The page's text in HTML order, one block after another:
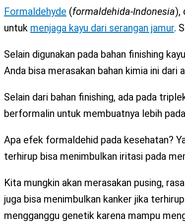
Formaldehyde (formaldehida-Indonesia),
untuk menjaga kayu dari serangan jamur.
Selain digunakan pada bahan finishing
Anda bisa merasakan bahan kimia ini dari
Selain dari bahan finishing, ada pada
berformalin untuk membuatnya lebih
Apa efek formaldehid pada kesehatan?
terhirup bisa menimbulkan iritasi pada
Kita mungkin akan merasakan pusing,
juga bisa menimbulkan kanker jika
mengganggu genetik karena mampu